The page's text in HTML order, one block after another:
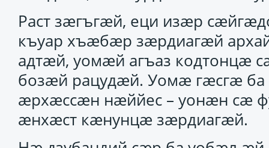
Раст зӕгъгӕй, еци изӕр
къуар хъӕбӕр зӕрдиагӕй
адтӕй, уомӕй агъаз
бозӕй рацудӕй. Уомӕ гӕсгӕ
ӕрхӕссӕн нӕййес – уонӕн сӕ
ӕнхӕст кӕнунцӕ зӕрдиагӕй.